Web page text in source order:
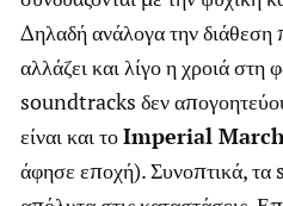
Δηλαδή ανάλογα την διάθεση
αλλάζει και λίγο η χροιά στη
soundtracks δεν
είναι και τοImperial
άφησε εποχή). Συνοπτικά, τα